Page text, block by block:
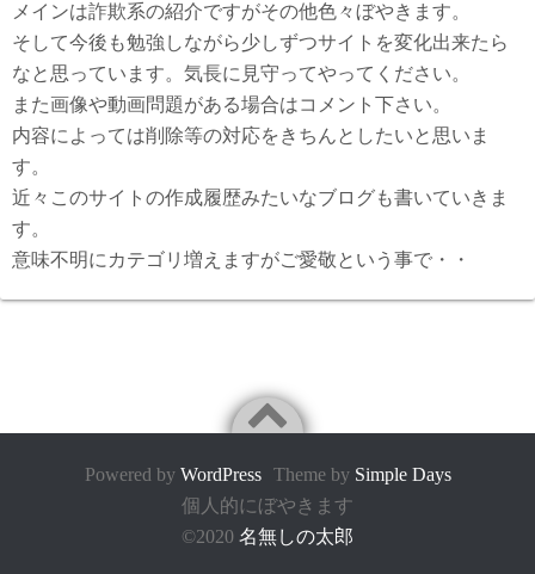
メインは詐欺系の紹介ですがその他色々ぼやきます。
そして今後も勉強しながら少しずつサイトを変化出来たら
なと思っています。気長に見守ってやってください。
また画像や動画問題がある場合はコメント下さい。
内容によっては削除等の対応をきちんとしたいと思いま
す。
近々このサイトの作成履歴みたいなブログも書いていきま
す。
意味不明にカテゴリ増えますがご愛敬という事で・・
Powered by WordPress Theme by Simple Days
個人的にぼやきます
©2020 名無しの太郎